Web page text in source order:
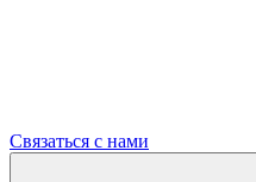
Связаться с нами